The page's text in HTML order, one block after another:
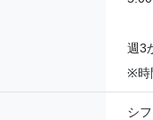
週3
※時
シ